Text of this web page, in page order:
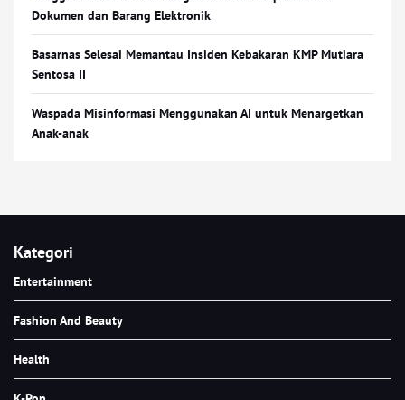
Dokumen dan Barang Elektronik
Basarnas Selesai Memantau Insiden Kebakaran KMP Mutiara
Sentosa II
Waspada Misinformasi Menggunakan AI untuk Menargetkan
Anak-anak
Kategori
Entertainment
Fashion And Beauty
Health